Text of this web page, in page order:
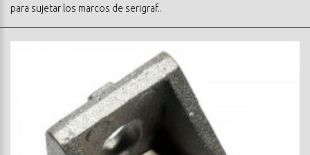
para sujetar los marcos de serigraf..